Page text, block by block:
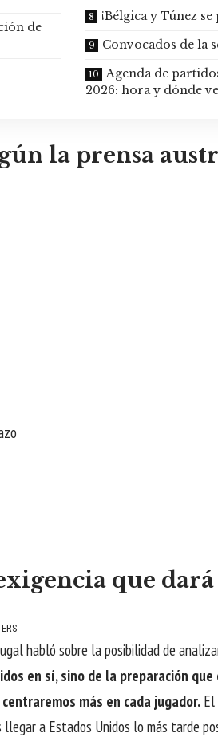
de
¡Bélgica y Túnez
Convocados de la
Agenda de
2026: hora y dónde
la prensa
que
habló sobre la posibilidad de
en sí, sino de la preparación
más en cada jugador.
a Estados Unidos lo más tarde